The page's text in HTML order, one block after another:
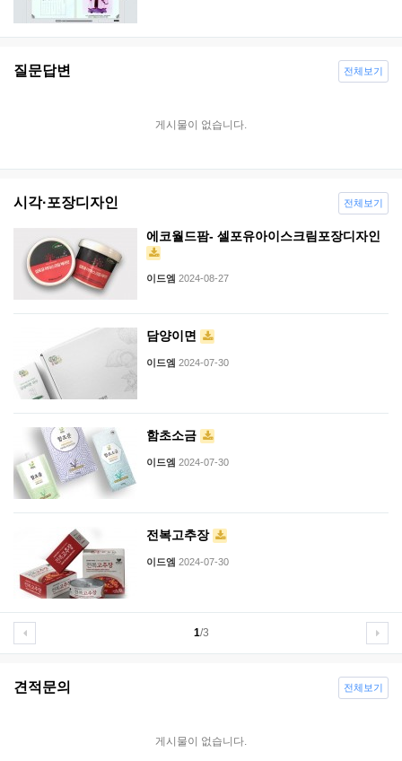
질문답변
게시물이 없습니다.
전체보기
시각·포장디자인
에코월드팜- 셀포유아이스크림포장디자인
이드엠 2024-08-27
담양이면
이드엠 2024-07-30
함초소금
이드엠 2024-07-30
전복고추장
이드엠 2024-07-30
1/3
전체보기
견적문의
게시물이 없습니다.
전체보기